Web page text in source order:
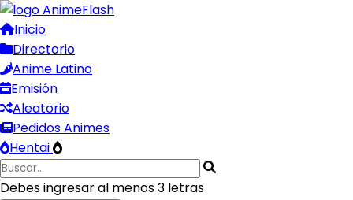
Inicio
Directorio
Anime Latino
Emisión
Aleatorio
Pedidos Animes
Hentai
Debes ingresar al menos 3 letras